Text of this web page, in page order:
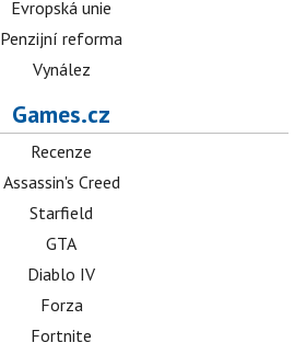
Evropská unie
Penzijní reforma
Vynález
Games.cz
Recenze
Assassin's Creed
Starfield
GTA
Diablo IV
Forza
Fortnite